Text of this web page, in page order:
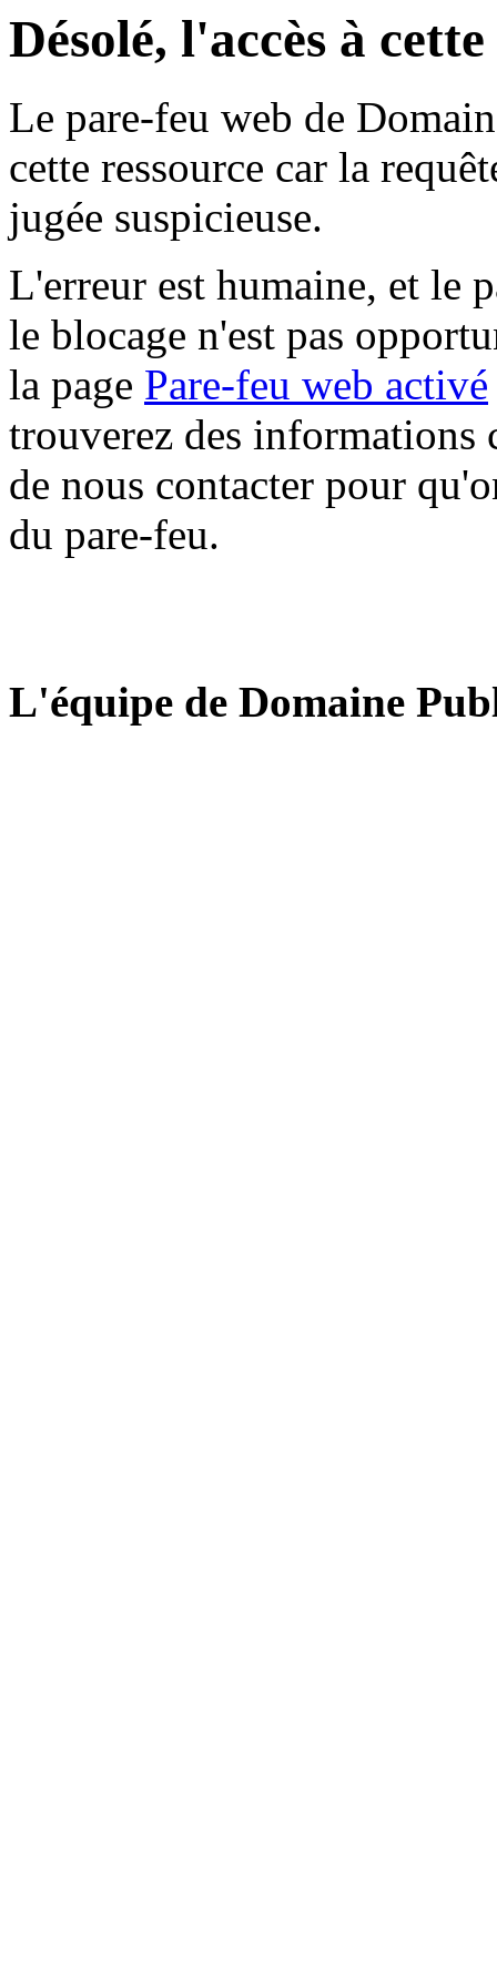
Désolé, l'accès à
Le pare-feu web de
cette ressource car la
jugée suspicieuse.
L'erreur est humaine, et le
le blocage n'est pas
la page Pare-feu web activé
trouverez des informations
de nous contacter pour
du pare-feu.
L'équipe de Domaine